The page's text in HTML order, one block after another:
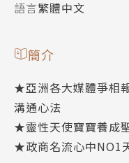
語言繁體中文
簡介
★亞洲各大媒體爭相
溝通心法
★靈性天使寶寶養成
★政商名流心中NO1